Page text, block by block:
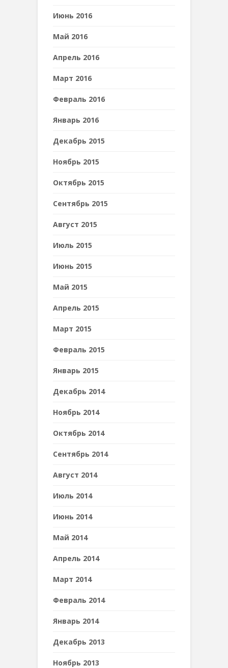
Июнь 2016
Май 2016
Апрель 2016
Март 2016
Февраль 2016
Январь 2016
Декабрь 2015
Ноябрь 2015
Октябрь 2015
Сентябрь 2015
Август 2015
Июль 2015
Июнь 2015
Май 2015
Апрель 2015
Март 2015
Февраль 2015
Январь 2015
Декабрь 2014
Ноябрь 2014
Октябрь 2014
Сентябрь 2014
Август 2014
Июль 2014
Июнь 2014
Май 2014
Апрель 2014
Март 2014
Февраль 2014
Январь 2014
Декабрь 2013
Ноябрь 2013